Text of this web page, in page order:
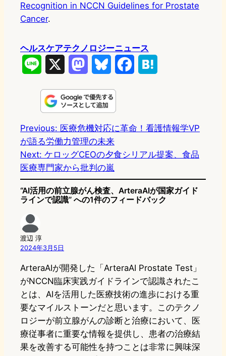
Recognition in NCCN Guidelines for Prostate
Cancer.
ヘルスケアテクノロジーニュース
n
s
t
o
d
o
n
u
e
s
k
y
o
o
k
e
a
Previous: 医療危機対応に革命！看護情報学VP
が語る労働力管理の未来
Next: ケロッグCEOの夕食シリアル提案、食品
医療専門家から批判の嵐
“AI活用の前立腺がん検査、ArteraAIが国家ガイド
ラインで認識” への1件のフィードバック
渡辺 淳
2024年3月5日
ArteraAIが開発した「ArteraAI Prostate Test」
がNCCN臨床実践ガイドラインで認識されたこ
とは、AIを活用した医療技術の進歩における重
要なマイルストーンだと思います。このテクノ
ロジーが前立腺がんの診断と治療において、医
療従事者に重要な情報を提供し、患者の治療結
果を改善する可能性を持つことは非常に興味深